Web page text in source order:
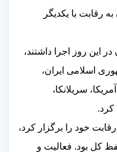
رقابت با یکدیگر
این روز اجرا داشتند،
اسلامی ایران،
سریلانکا،
کرد.
خود را برگزار کرد،
کل بود. فعالیت و